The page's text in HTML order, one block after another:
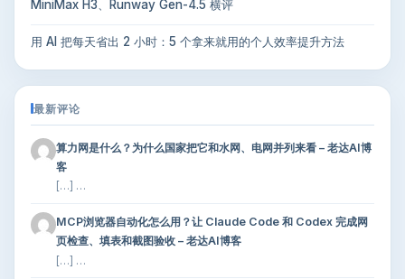
MiniMax H3、Runway Gen-4.5 横评
用 AI 把每天省出 2 小时：5 个拿来就用的个人效率提升方法
最新评论
算力网是什么？为什么国家把它和水网、电网并列来看 – 老达AI博
客
[…] …
MCP浏览器自动化怎么用？让 Claude Code 和 Codex 完成网
页检查、填表和截图验收 – 老达AI博客
[…] …